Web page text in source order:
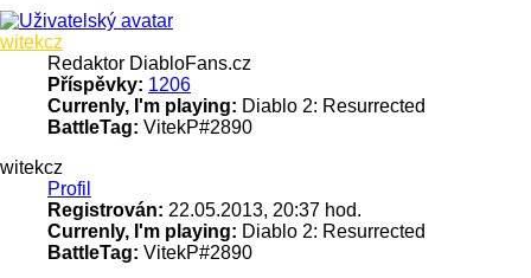
witekcz
Redaktor DiabloFans.cz
Příspěvky: 1206
Currenly, I'm playing: Diablo 2: Resurrected
BattleTag: VitekP#2890
witekcz
Profil
Registrován: 22.05.2013, 20:37 hod.
Currenly, I'm playing: Diablo 2: Resurrected
BattleTag: VitekP#2890